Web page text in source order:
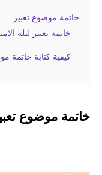
خاتمة موضوع تعبير
خاتمة تعبير ليلة
كيفية كتابة خاتمة
خاتمة موضوع